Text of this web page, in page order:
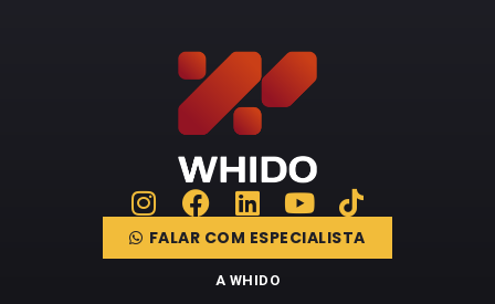
FALAR COM ESPECIALISTA
A WHIDO